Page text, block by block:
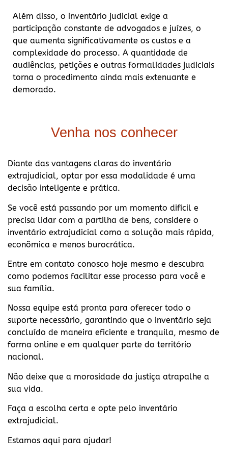
Além disso, o inventário judicial exige a
participação constante de advogados e juízes, o
que aumenta significativamente os custos e a
complexidade do processo. A quantidade de
audiências, petições e outras formalidades judiciais
torna o procedimento ainda mais extenuante e
demorado.
Venha nos conhecer
Diante das vantagens claras do inventário
extrajudicial, optar por essa modalidade é uma
decisão inteligente e prática.
Se você está passando por um momento difícil e
precisa lidar com a partilha de bens, considere o
inventário extrajudicial como a solução mais rápida,
econômica e menos burocrática.
Entre em contato conosco hoje mesmo e descubra
como podemos facilitar esse processo para você e
sua família.
Nossa equipe está pronta para oferecer todo o
suporte necessário, garantindo que o inventário seja
concluído de maneira eficiente e tranquila, mesmo de
forma online e em qualquer parte do território
nacional.
Não deixe que a morosidade da justiça atrapalhe a
sua vida.
Faça a escolha certa e opte pelo inventário
extrajudicial.
Estamos aqui para ajudar!